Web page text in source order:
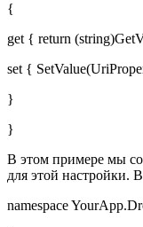
{
get { return
set {
}
}
В этом примере мы
для этой настройки.
namespace